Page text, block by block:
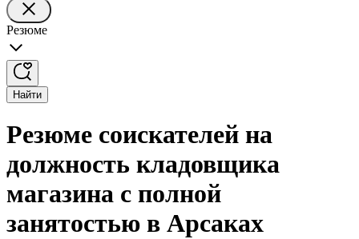
Резюме
Найти
Резюме соискателей на
должность кладовщика
магазина с полной
занятостью в Арсаках